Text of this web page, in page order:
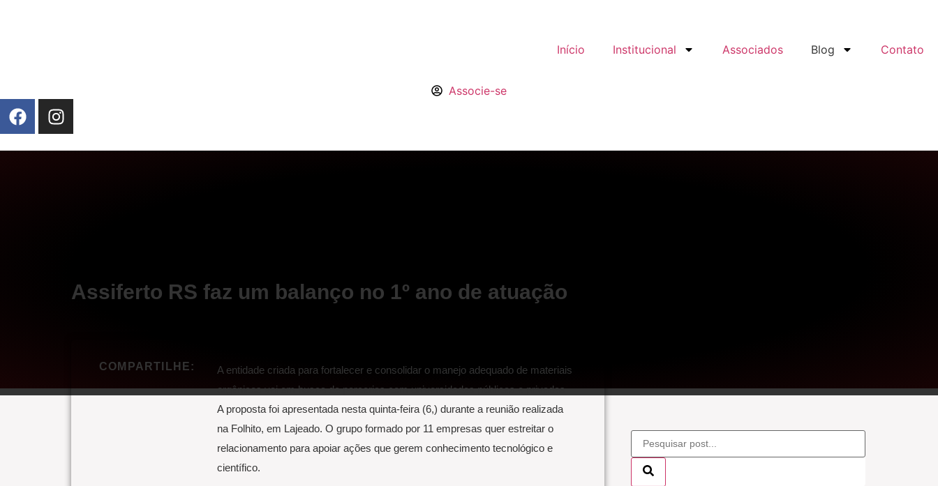
Início Institucional Associados Blog Contato
Associe-se
Assiferto RS faz um balanço no 1º ano de atuação
COMPARTILHE:
A entidade criada para fortalecer e consolidar o manejo adequado de materiais
orgânicos vai em busca de parcerias com universidades públicas e privadas.
A proposta foi apresentada nesta quinta-feira (6,) durante a reunião realizada
na Folhito, em Lajeado. O grupo formado por 11 empresas quer estreitar o
relacionamento para apoiar ações que gerem conhecimento tecnológico e
científico.